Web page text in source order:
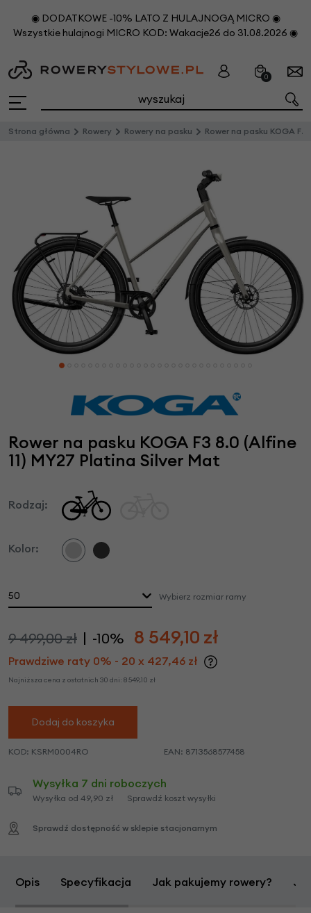
◉ DODATKOWE -10% LATO Z HULAJNOGĄ MICRO ◉
Wszystkie hulajnogi MICRO KOD: Wakacje26 do 31.08.2026 ◉
0
Strona główna Rowery Rowery na pasku Rower na pasku KOGA F3 8.0 (Alfine 11) MY27 Platina Silver Mat
Rower na pasku KOGA F3 8.0 (Alfine
11) MY27 Platina Silver Mat
Rodzaj:
Kolor:
50 Wybierz rozmiar ramy
9 499,00 zł -10% 8 549,10 zł
Prawdziwe raty 0% - 20 x 427,46 zł
Najniższa cena z ostatnich 30 dni: 8 549,10 zł
Dodaj do koszyka
KOD: KSRM0004RO EAN: 8713568577458
Wysyłka 7 dni roboczych
Wysyłka od 49,90 zł Sprawdź koszt wysyłki
Sprawdź dostępność w sklepie stacjonarnym
Opis Specyfikacja Jak pakujemy rowery?